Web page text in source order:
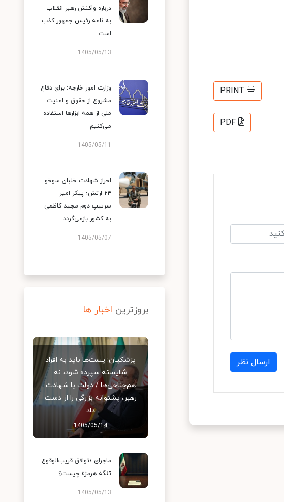
PRINT
PDF
ارسال نظر
درباره واکنش رهبر انقلاب
به نامه رئیس جمهور کذب
است
1405/05/13
وزارت امور خارجه: برای دفاع
مشروع از حقوق و امنیت
ملی از همه ابزارها استفاده
می‌کنیم
1405/05/11
احراز شهادت خلبان سوخو
۲۴ ارتش؛ پیکر امیر
سرتیپ دوم مجید کاظمی
به کشور بازمی‌گردد
1405/05/07
بروزترین اخبار ها
پزشکیان: پست‌ها باید به افراد
شایسته سپرده شود، نه
هم‌جناحی‌ها / دولت با شهادت
رهبر، پشتوانه بزرگی را از دست
داد
1405/05/14
ماجرای «توافق قریب‌الوقوع
تنگه هرمز» چیست؟
1405/05/13